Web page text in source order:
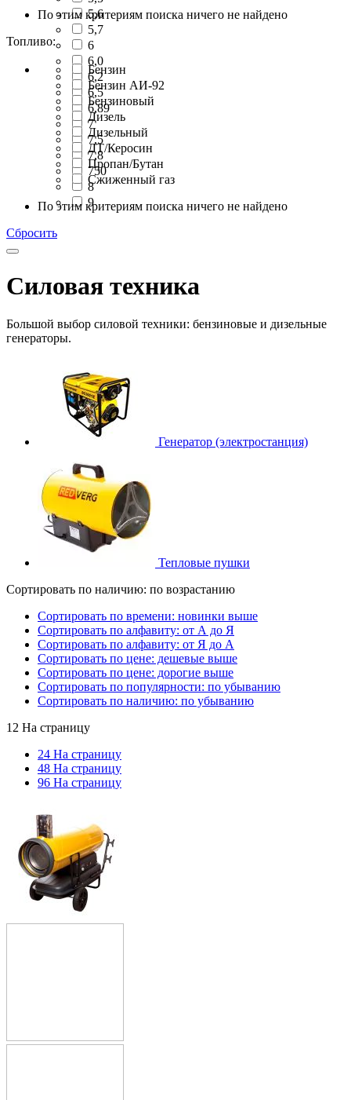
5,6
5,7
6
6,0
6,2
6,5
6,89
7
7,5
7,8
750
8
9
По этим критериям поиска ничего не найдено
Топливо:
Бензин
Бензин АИ-92
Бензиновый
Дизель
Дизельный
ДТ/Керосин
Пропан/Бутан
Сжиженный газ
По этим критериям поиска ничего не найдено
Сбросить
Силовая техника
Большой выбор силовой техники: бензиновые и дизельные
генераторы.
Генератор (электростанция)
Тепловые пушки
Сортировать по наличию: по возрастанию
Сортировать по времени: новинки выше
Сортировать по алфавиту: от А до Я
Сортировать по алфавиту: от Я до А
Сортировать по цене: дешевые выше
Сортировать по цене: дорогие выше
Сортировать по популярности: по убыванию
Сортировать по наличию: по убыванию
12 На страницу
24 На страницу
48 На страницу
96 На страницу